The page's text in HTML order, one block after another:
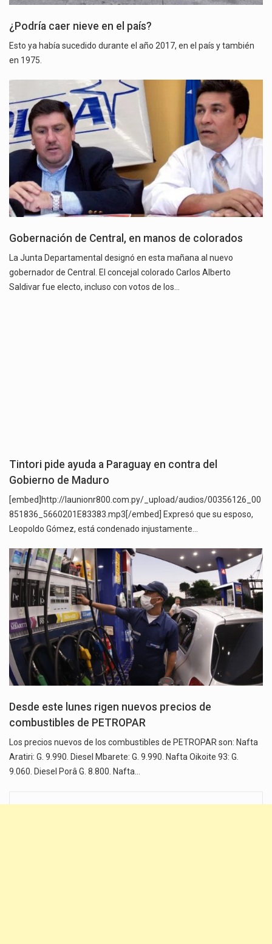
¿Podría caer nieve en el país?
Esto ya había sucedido durante el año 2017, en el país y también
en 1975.
Gobernación de Central, en manos de colorados
La Junta Departamental designó en esta mañana al nuevo
gobernador de Central. El concejal colorado Carlos Alberto
Saldivar fue electo, incluso con votos de los…
Tintori pide ayuda a Paraguay en contra del
Gobierno de Maduro
[embed]http://launionr800.com.py/_upload/audios/00356126_00
851836_5660201E83383.mp3[/embed] Expresó que su esposo,
Leopoldo Gómez, está condenado injustamente…
Desde este lunes rigen nuevos precios de
combustibles de PETROPAR
Los precios nuevos de los combustibles de PETROPAR son: Nafta
Aratiri: G. 9.990. Diesel Mbarete: G. 9.990. Nafta Oikoite 93: G.
9.060. Diesel Porâ G. 8.800. Nafta…